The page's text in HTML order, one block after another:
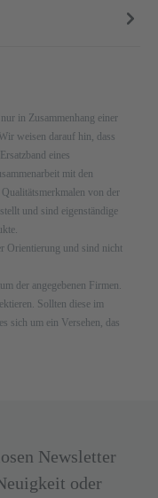
in Zusammenhang einer
weisen darauf hin, dass
eines
mit den
von der
und sind eigenständige
Orientierung und sind nicht
der angegebenen Firmen.
Sollten diese im
sich um ein Versehen, das
Newsletter
oder